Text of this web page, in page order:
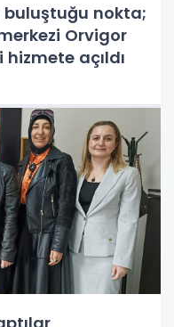
buluştuğu nokta;
Orvigor
açıldı